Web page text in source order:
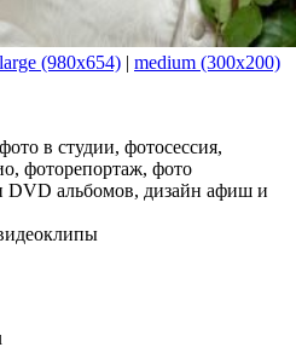
large (980x654) | medium (300x200)
в студии, фотосессия,
фоторепортаж, фото
DVD альбомов, дизайн афиш и